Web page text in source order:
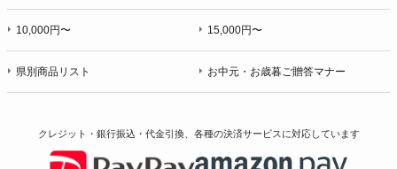
10,000円〜 15,000円〜
県別商品リスト お中元・お歳暮ご贈答マナー
クレジット・銀行振込・代金引換、各種の決済サービスに対応しています